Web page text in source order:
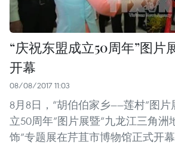
“庆祝东盟成立50周年”图片
开幕
08/08/2017 11:03
8月8日，“胡伯伯家乡——莲村”图片
立50周年”图片展暨“九龙江三角洲
饰”专题展在芹苴市博物馆正式开幕